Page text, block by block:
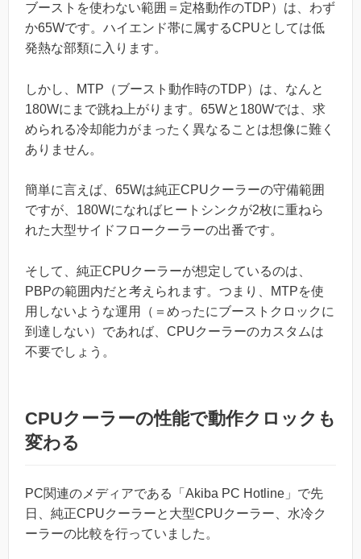
ブーストを使わない範囲＝定格動作のTDP）は、わず
か65Wです。ハイエンド帯に属するCPUとしては低
発熱な部類に入ります。
しかし、MTP（ブースト動作時のTDP）は、なんと
180Wにまで跳ね上がります。65Wと180Wでは、求
められる冷却能力がまったく異なることは想像に難く
ありません。
簡単に言えば、65Wは純正CPUクーラーの守備範囲
ですが、180Wになればヒートシンクが2枚に重ねら
れた大型サイドフロークーラーの出番です。
そして、純正CPUクーラーが想定しているのは、
PBPの範囲内だと考えられます。つまり、MTPを使
用しないような運用（＝めったにブーストクロックに
到達しない）であれば、CPUクーラーのカスタムは
不要でしょう。
CPUクーラーの性能で動作クロックも
変わる
PC関連のメディアである「Akiba PC Hotline」で先
日、純正CPUクーラーと大型CPUクーラー、水冷ク
ーラーの比較を行っていました。